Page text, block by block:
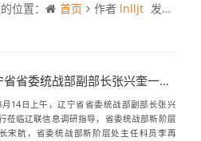
位置： 首页 作者 lnlljt 发布的文章
辽宁省省委统战部副部长张兴奎一行莅临辽联信息调研指导
月14日上午，辽宁省省委统战部副部长张兴
莅临辽联信息调研指导，省委统战部新阶层
宋航，省委统战部新阶层处主任科员李再